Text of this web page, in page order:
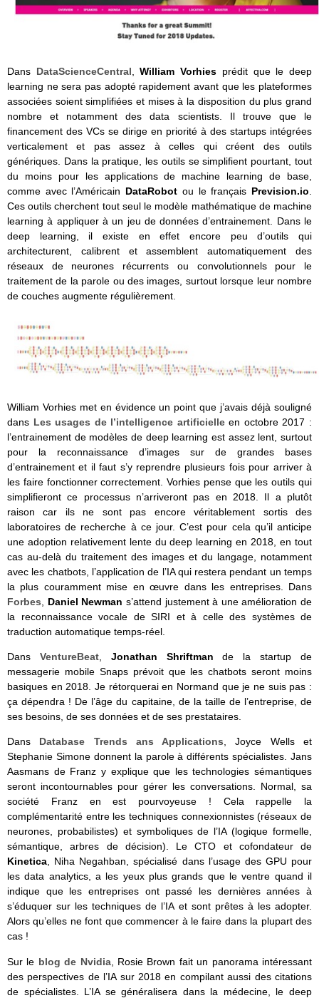
Dans DataScienceCentral,William Vorhies prédit que le deep
learning ne sera pas adopté rapidement avant que les plateformes
associées soient simplifiées et mises à la disposition du plus grand
nombre et notamment des data scientists. Il trouve que le
financement des VCs se dirige en priorité à des startups intégrées
verticalement et pas assez à celles qui créent des outils
génériques. Dans la pratique, les outils se simplifient pourtant, tout
du moins pour les applications de machine learning de base,
comme avec l’Américain DataRobot ou le français Prevision.io.
Ces outils cherchent tout seul le modèle mathématique de machine
learning à appliquer à un jeu de données d’entrainement. Dans le
deep learning, il existe en effet encore peu d’outils qui
architecturent, calibrent et assemblent automatiquement des
réseaux de neurones récurrents ou convolutionnels pour le
traitement de la parole ou des images, surtout lorsque leur nombre
de couches augmente régulièrement.
William Vorhies met en évidence un point que j’avais déjà souligné
dans Les usages de l’intelligence artificielleen octobre 2017 :
l’entrainement de modèles de deep learning est assez lent, surtout
pour la reconnaissance d’images sur de grandes bases
d’entrainement et il faut s’y reprendre plusieurs fois pour arriver à
les faire fonctionner correctement. Vorhies pense que les outils qui
simplifieront ce processus n’arriveront pas en 2018. Il a plutôt
raison car ils ne sont pas encore véritablement sortis des
laboratoires de recherche à ce jour. C’est pour cela qu’il anticipe
une adoption relativement lente du deep learning en 2018, en tout
cas au-delà du traitement des images et du langage, notamment
avec les chatbots, l’application de l’IA qui restera pendant un temps
la plus couramment mise en œuvre dans les entreprises. Dans
Forbes, Daniel Newman s’attend justement à une amélioration de
la reconnaissance vocale de SIRI et à celle des systèmes de
traduction automatique temps-réel.
Dans VentureBeat, Jonathan Shriftmande la startup de
messagerie mobile Snaps prévoit que les chatbots seront moins
basiques en 2018. Je rétorquerai en Normand que je ne suis pas :
ça dépendra ! De l’âge du capitaine, de la taille de l’entreprise, de
ses besoins, de ses données et de ses prestataires.
Dans Database Trends ans Applications, Joyce Wells et
Stephanie Simone donnent la parole à différents spécialistes. Jans
Aasmans de Franz y explique que les technologies sémantiques
seront incontournables pour gérer les conversations. Normal, sa
société Franz en est pourvoyeuse ! Cela rappelle la
complémentarité entre les techniques connexionnistes (réseaux de
neurones, probabilistes) et symboliques de l’IA (logique formelle,
sémantique, arbres de décision). Le CTO et cofondateur de
Kinetica, Niha Negahban, spécialisé dans l’usage des GPU pour
les data analytics, a les yeux plus grands que le ventre quand il
indique que les entreprises ont passé les dernières années à
s’éduquer sur les techniques de l’IA et sont prêtes à les adopter.
Alors qu’elles ne font que commencer à le faire dans la plupart des
cas !
Sur le blog de Nvidia, Rosie Brown fait un panorama intéressant
des perspectives de l’IA sur 2018 en compilant aussi des citations
de spécialistes. L’IA se généralisera dans la médecine, le deep